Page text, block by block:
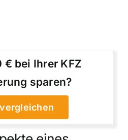
€ bei Ihrer KFZ
sparen?